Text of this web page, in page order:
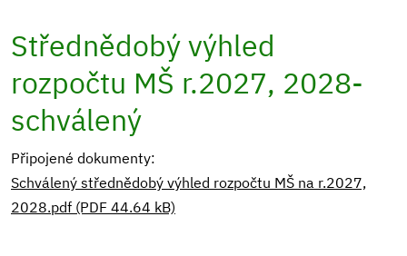
Střednědobý výhled
rozpočtu MŠ r.2027, 2028-
schválený
Připojené dokumenty:
Schválený střednědobý výhled rozpočtu MŠ na r.2027,
2028.pdf (PDF 44.64 kB)